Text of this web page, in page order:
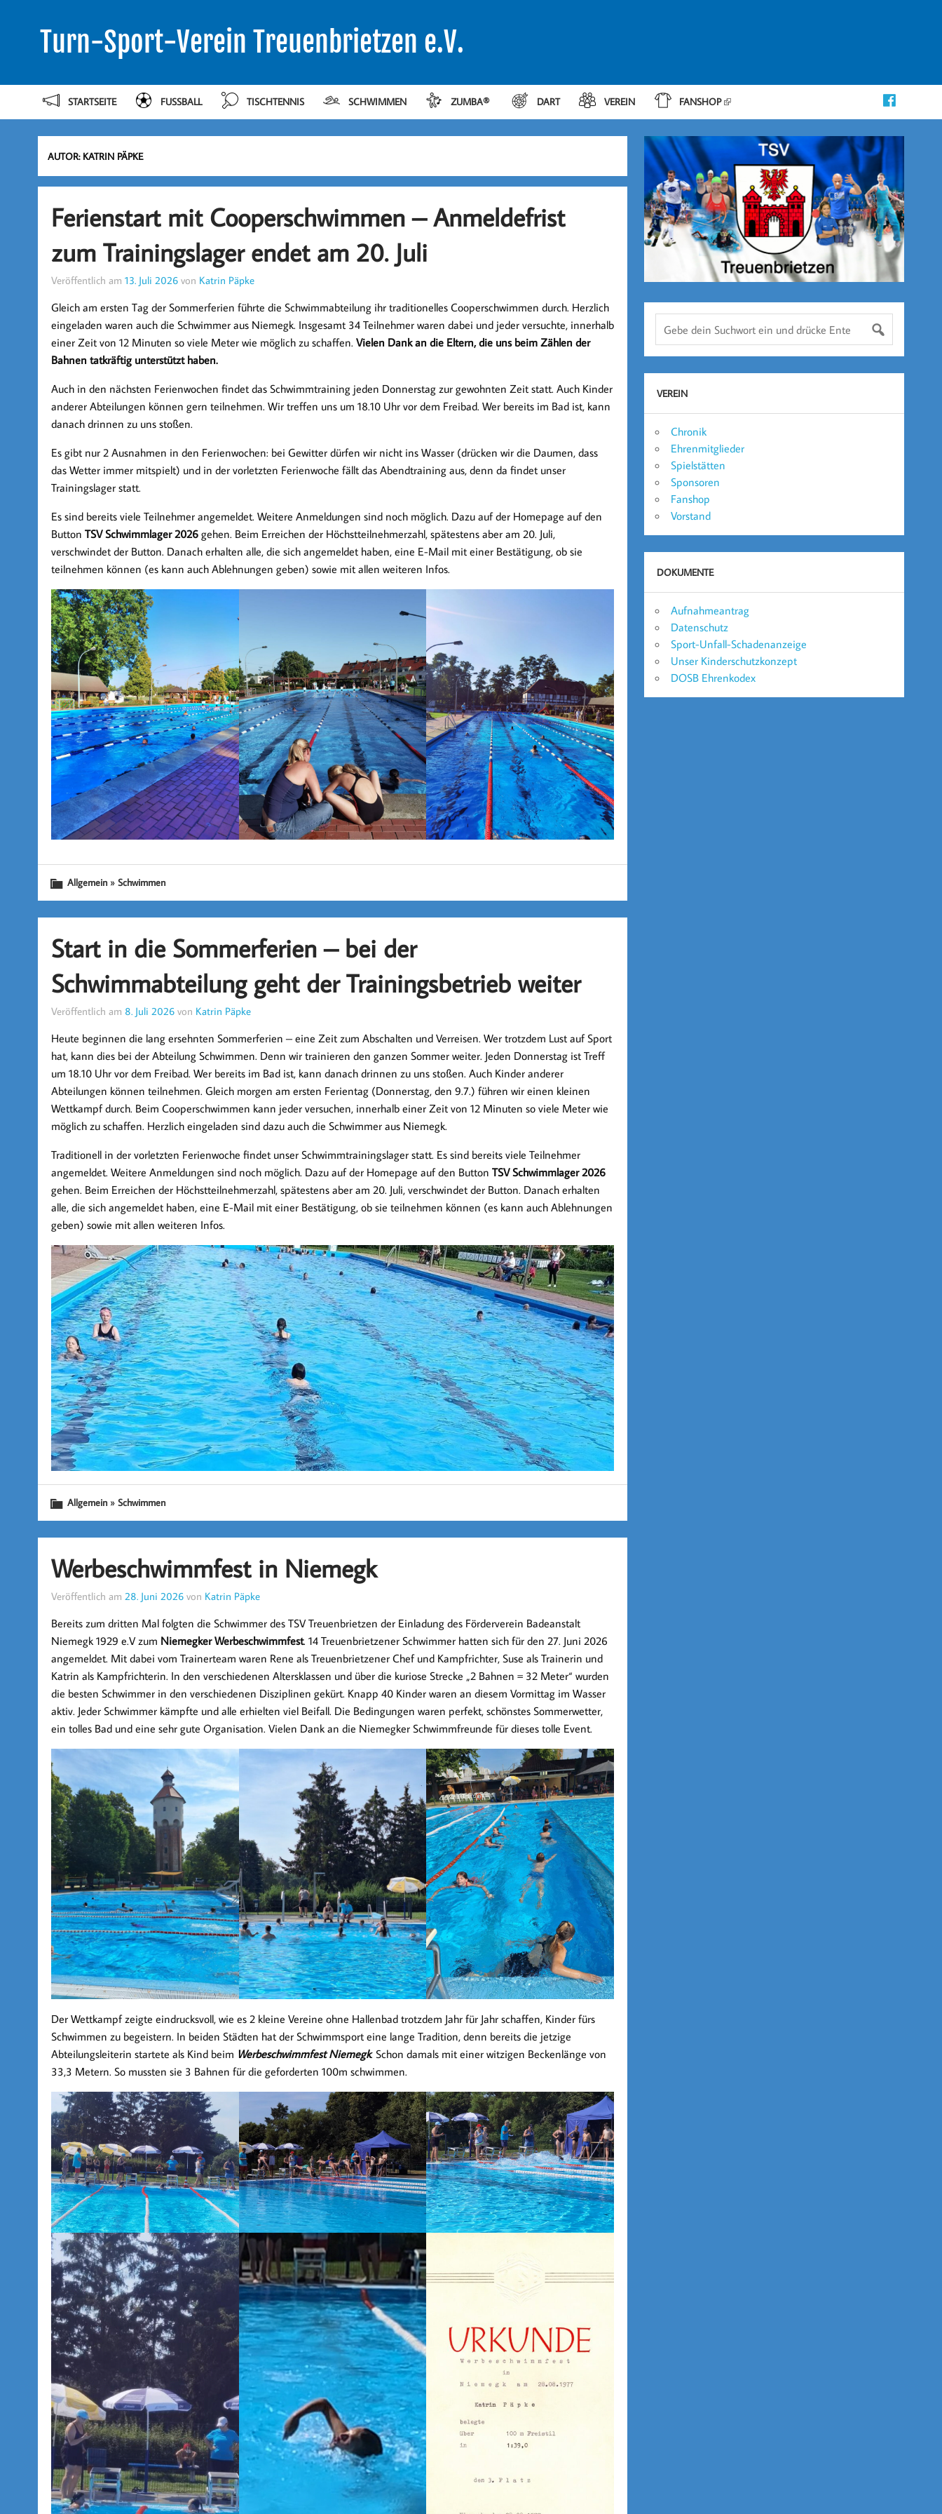
Turn-Sport-Verein Treuenbrietzen e.V.
STARTSEITE FUSSBALL TISCHTENNIS SCHWIMMEN ZUMBA® DART VEREIN FANSHOP
AUTOR: KATRIN PÄPKE
Ferienstart mit Cooperschwimmen – Anmeldefrist
zum Trainingslager endet am 20. Juli
Veröffentlich am 13. Juli 2026von Katrin Päpke
Gleich am ersten Tag der Sommerferien führte die Schwimmabteilung ihr traditionelles Cooperschwimmen durch. Herzlich
eingeladen waren auch die Schwimmer aus Niemegk. Insgesamt 34 Teilnehmer waren dabei und jeder versuchte, innerhalb
einer Zeit von 12 Minuten so viele Meter wie möglich zu schaffen. Vielen Dank an die Eltern, die uns beim Zählen der
Bahnen tatkräftig unterstützt haben.
Auch in den nächsten Ferienwochen findet das Schwimmtraining jeden Donnerstag zur gewohnten Zeit statt. Auch Kinder
anderer Abteilungen können gern teilnehmen. Wir treffen uns um 18.10 Uhr vor dem Freibad. Wer bereits im Bad ist, kann
danach drinnen zu uns stoßen.
Es gibt nur 2 Ausnahmen in den Ferienwochen: bei Gewitter dürfen wir nicht ins Wasser (drücken wir die Daumen, dass
das Wetter immer mitspielt) und in der vorletzten Ferienwoche fällt das Abendtraining aus, denn da findet unser
Trainingslager statt.
Es sind bereits viele Teilnehmer angemeldet. Weitere Anmeldungen sind noch möglich. Dazu auf der Homepage auf den
Button TSV Schwimmlager 2026gehen. Beim Erreichen der Höchstteilnehmerzahl, spätestens aber am 20. Juli,
verschwindet der Button. Danach erhalten alle, die sich angemeldet haben, eine E-Mail mit einer Bestätigung, ob sie
teilnehmen können (es kann auch Ablehnungen geben) sowie mit allen weiteren Infos.
Allgemein» Schwimmen
Start in die Sommerferien – bei der
Schwimmabteilung geht der Trainingsbetrieb weiter
Veröffentlich am 8. Juli 2026von Katrin Päpke
Heute beginnen die lang ersehnten Sommerferien – eine Zeit zum Abschalten und Verreisen. Wer trotzdem Lust auf Sport
hat, kann dies bei der Abteilung Schwimmen. Denn wir trainieren den ganzen Sommer weiter. Jeden Donnerstag ist Treff
um 18.10 Uhr vor dem Freibad. Wer bereits im Bad ist, kann danach drinnen zu uns stoßen. Auch Kinder anderer
Abteilungen können teilnehmen. Gleich morgen am ersten Ferientag (Donnerstag, den 9.7.) führen wir einen kleinen
Wettkampf durch. Beim Cooperschwimmen kann jeder versuchen, innerhalb einer Zeit von 12 Minuten so viele Meter wie
möglich zu schaffen. Herzlich eingeladen sind dazu auch die Schwimmer aus Niemegk.
Traditionell in der vorletzten Ferienwoche findet unser Schwimmtrainingslager statt. Es sind bereits viele Teilnehmer
angemeldet. Weitere Anmeldungen sind noch möglich. Dazu auf der Homepage auf den Button TSV Schwimmlager 2026
gehen. Beim Erreichen der Höchstteilnehmerzahl, spätestens aber am 20. Juli, verschwindet der Button. Danach erhalten
alle, die sich angemeldet haben, eine E-Mail mit einer Bestätigung, ob sie teilnehmen können (es kann auch Ablehnungen
geben) sowie mit allen weiteren Infos.
Allgemein» Schwimmen
Werbeschwimmfest in Niemegk
Veröffentlich am 28. Juni 2026von Katrin Päpke
Bereits zum dritten Mal folgten die Schwimmer des TSV Treuenbrietzen der Einladung des Förderverein Badeanstalt
Niemegk 1929 e.V zum Niemegker Werbeschwimmfest. 14 Treuenbrietzener Schwimmer hatten sich für den 27. Juni 2026
angemeldet. Mit dabei vom Trainerteam waren Rene als Treuenbrietzener Chef und Kampfrichter, Suse als Trainerin und
Katrin als Kampfrichterin. In den verschiedenen Altersklassen und über die kuriose Strecke „2 Bahnen = 32 Meter“ wurden
die besten Schwimmer in den verschiedenen Disziplinen gekürt. Knapp 40 Kinder waren an diesem Vormittag im Wasser
aktiv. Jeder Schwimmer kämpfte und alle erhielten viel Beifall. Die Bedingungen waren perfekt, schönstes Sommerwetter,
ein tolles Bad und eine sehr gute Organisation. Vielen Dank an die Niemegker Schwimmfreunde für dieses tolle Event.
Der Wettkampf zeigte eindrucksvoll, wie es 2 kleine Vereine ohne Hallenbad trotzdem Jahr für Jahr schaffen, Kinder fürs
Schwimmen zu begeistern. In beiden Städten hat der Schwimmsport eine lange Tradition, denn bereits die jetzige
Abteilungsleiterin startete als Kind beim Werbeschwimmfest Niemegk. Schon damals mit einer witzigen Beckenlänge von
33,3 Metern. So mussten sie 3 Bahnen für die geforderten 100m schwimmen.
VEREIN
Chronik
Ehrenmitglieder
Spielstätten
Sponsoren
Fanshop
Vorstand
DOKUMENTE
Aufnahmeantrag
Datenschutz
Sport-Unfall-Schadenanzeige
Unser Kinderschutzkonzept
DOSB Ehrenkodex